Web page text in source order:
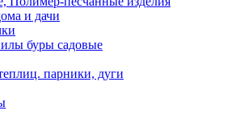
и дачи
буры садовые
парники, дуги